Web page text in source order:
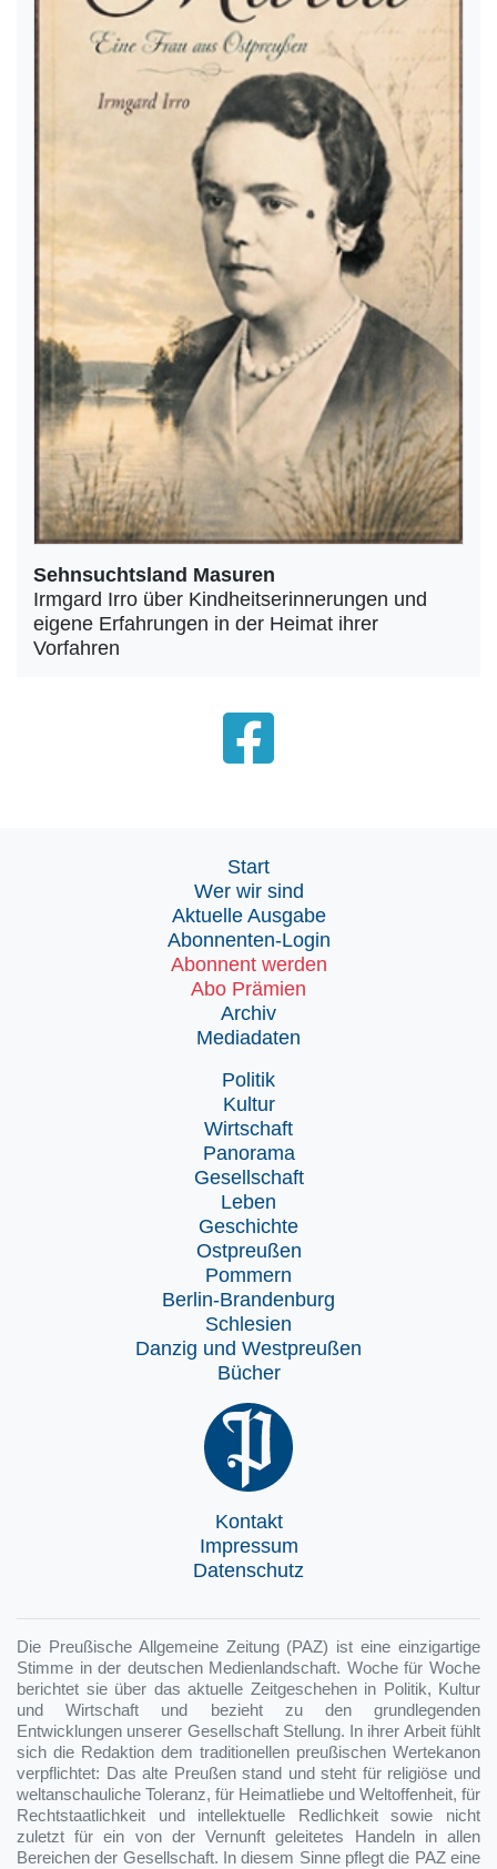
Sehnsuchtsland Masuren
Irmgard Irro über Kindheitserinnerungen und
eigene Erfahrungen in der Heimat ihrer
Vorfahren
Start
Wer wir sind
Aktuelle Ausgabe
Abonnenten-Login
Abonnent werden
Abo Prämien
Archiv
Mediadaten
Politik
Kultur
Wirtschaft
Panorama
Gesellschaft
Leben
Geschichte
Ostpreußen
Pommern
Berlin-Brandenburg
Schlesien
Danzig und Westpreußen
Bücher
Kontakt
Impressum
Datenschutz
Die Preußische Allgemeine Zeitung (PAZ) ist eine einzigartige
Stimme in der deutschen Medienlandschaft. Woche für Woche
berichtet sie über das aktuelle Zeitgeschehen in Politik, Kultur
und Wirtschaft und bezieht zu den grundlegenden
Entwicklungen unserer Gesellschaft Stellung. In ihrer Arbeit fühlt
sich die Redaktion dem traditionellen preußischen Wertekanon
verpflichtet: Das alte Preußen stand und steht für religiöse und
weltanschauliche Toleranz, für Heimatliebe und Weltoffenheit, für
Rechtstaatlichkeit und intellektuelle Redlichkeit sowie nicht
zuletzt für ein von der Vernunft geleitetes Handeln in allen
Bereichen der Gesellschaft. In diesem Sinne pflegt die PAZ eine